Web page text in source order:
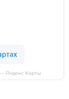
Яндекс Карты